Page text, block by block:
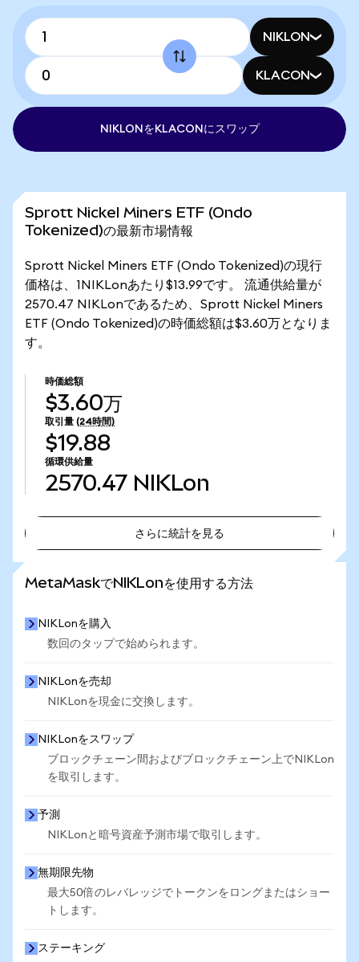
NIKLON
KLACON
NIKLONをKLACONにスワップ
Sprott Nickel Miners ETF (Ondo
Tokenized)の最新市場情報
Sprott Nickel Miners ETF (Ondo Tokenized)の現行
価格は、1NIKLonあたり$13.99です。 流通供給量が
2570.47 NIKLonであるため、Sprott Nickel Miners
ETF (Ondo Tokenized)の時価総額は$3.60万となりま
す。
時価総額
$3.60万
取引量 (24時間)
$19.88
循環供給量
2570.47 NIKLon
さらに統計を見る
MetaMaskでNIKLonを使用する方法
NIKLonを購入
数回のタップで始められます。
NIKLonを売却
NIKLonを現金に交換します。
NIKLonをスワップ
ブロックチェーン間およびブロックチェーン上でNIKLon
を取引します。
予測
NIKLonと暗号資産予測市場で取引します。
無期限先物
最大50倍のレバレッジでトークンをロングまたはショー
トします。
ステーキング